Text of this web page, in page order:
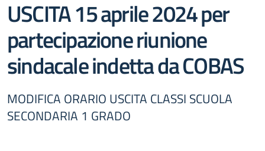
USCITA 15 aprile 2024 per
partecipazione riunione
sindacale indetta da COBAS
MODIFICA ORARIO USCITA CLASSI SCUOLA
SECONDARIA 1 GRADO